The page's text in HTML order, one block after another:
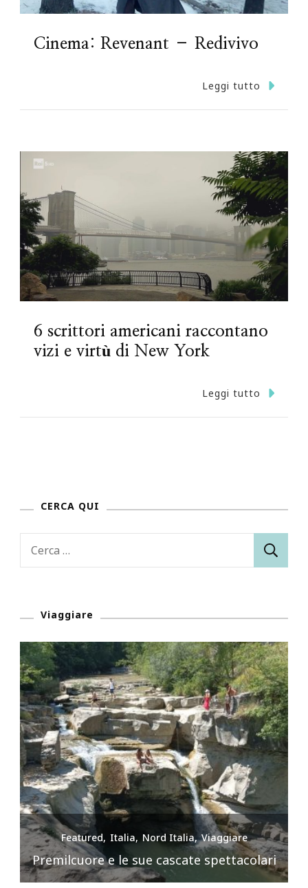
Cinema: Revenant – Redivivo
Leggi tutto
6 scrittori americani raccontano
vizi e virtù di New York
Leggi tutto
CERCA QUI
Ricerca
Viaggiare
Featured Italia Nord Italia Viaggiare
Premilcuore e le sue cascate spettacolari